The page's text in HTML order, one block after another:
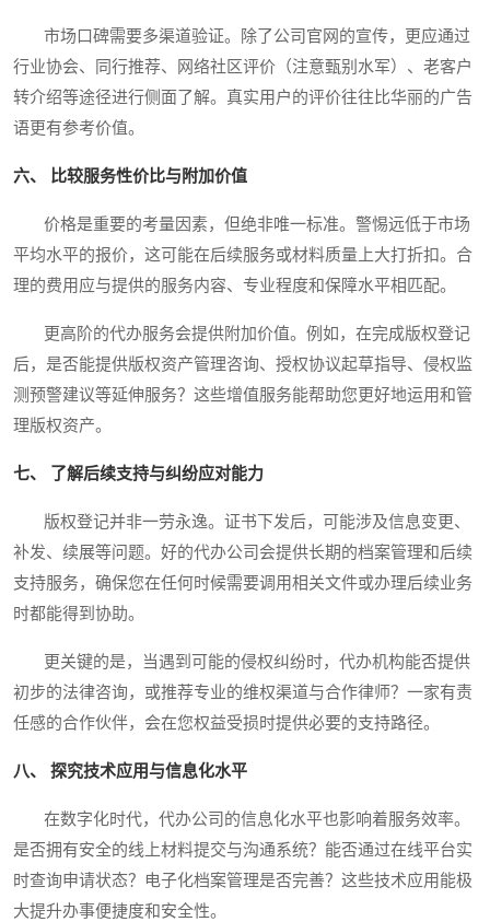
市场口碑需要多渠道验证。除了公司官网的宣传，更应通过
行业协会、同行推荐、网络社区评价（注意甄别水军）、老客户
转介绍等途径进行侧面了解。真实用户的评价往往比华丽的广告
语更有参考价值。
六、 比较服务性价比与附加价值
价格是重要的考量因素，但绝非唯一标准。警惕远低于市场
平均水平的报价，这可能在后续服务或材料质量上大打折扣。合
理的费用应与提供的服务内容、专业程度和保障水平相匹配。
更高阶的代办服务会提供附加价值。例如，在完成版权登记
后，是否能提供版权资产管理咨询、授权协议起草指导、侵权监
测预警建议等延伸服务？这些增值服务能帮助您更好地运用和管
理版权资产。
七、 了解后续支持与纠纷应对能力
版权登记并非一劳永逸。证书下发后，可能涉及信息变更、
补发、续展等问题。好的代办公司会提供长期的档案管理和后续
支持服务，确保您在任何时候需要调用相关文件或办理后续业务
时都能得到协助。
更关键的是，当遇到可能的侵权纠纷时，代办机构能否提供
初步的法律咨询，或推荐专业的维权渠道与合作律师？一家有责
任感的合作伙伴，会在您权益受损时提供必要的支持路径。
八、 探究技术应用与信息化水平
在数字化时代，代办公司的信息化水平也影响着服务效率。
是否拥有安全的线上材料提交与沟通系统？能否通过在线平台实
时查询申请状态？电子化档案管理是否完善？这些技术应用能极
大提升办事便捷度和安全性。